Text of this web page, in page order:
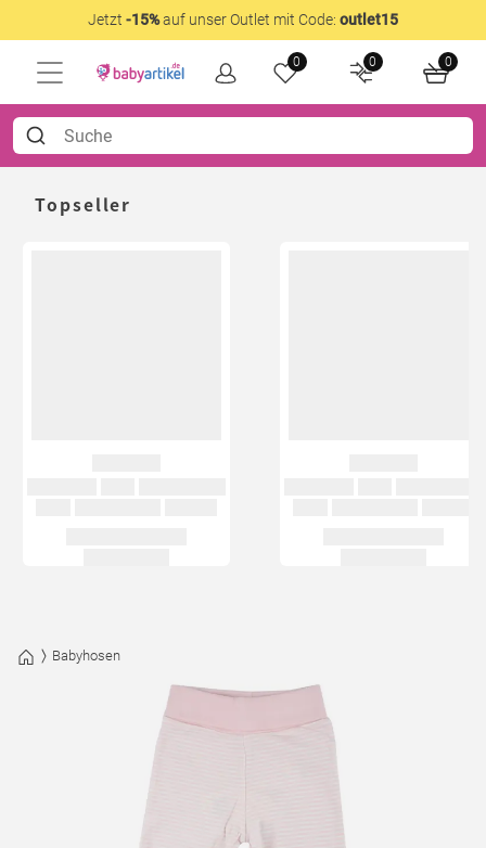
Jetzt -15%auf unser Outlet mit Code: outlet15
0 0 0
Topseller
Babyhosen